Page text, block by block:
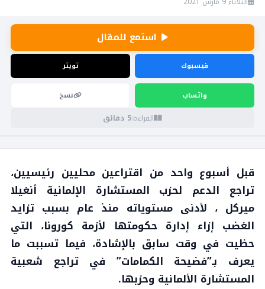
استمع للمقال
فيسبوك تويتر
واتساب نسخ
القراءة:5 دقائق
قبل أسبوع واحد من اقتراعين محليين رئيسيين،
تراجع الدعم لحزب المستشارة الإلمانية أنغيلا
ميركل ، لأدنى مستوياته منذ عام بسبب تزايد
الغضب إزاء إدارة حكومتها لأزمة كورونا، التي
حظيت في وقت سابق بالإشادة، فيما تسببت ما
يعرف بـ”فضيحة الكمامات” في تراجع شعبية
المستشارة الألمانية وحزبها.